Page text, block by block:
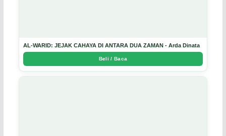
AL-WARID: JEJAK CAHAYA DI ANTARA DUA ZAMAN - Arda Dinata
Beli / Baca